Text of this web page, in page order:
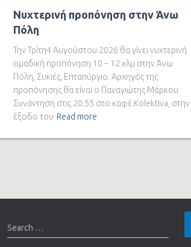
Νυχτερινή προπόνηση στην Άνω
Πόλη
Την Τρίτη4 Αυγούστου 2026 θα γίνει νυχτερινή
ομαδική προπόνηση 10 – 12 χλμ στην Άνω
Πόλη, Συκιές, Επταπύργιο. Αρχηγός της
προπόνησης θα είναι ο Παναγιώτης Μάρκου.
Συνάντηση στις 20:55 στο καφέ Kolektiva, στην
έξοδο του Read more
Search …